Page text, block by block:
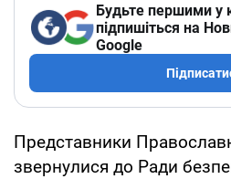
Будьте першими у
підпишіться на
Google
Представники
звернулися до Ради